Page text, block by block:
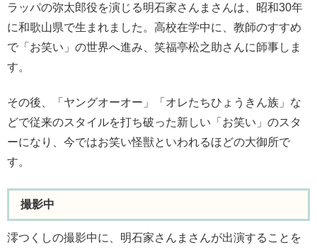
ラッパの弥太郎役を演じる明石家さんまさんは、昭和30年
に和歌山県で生まれました。高校在学中に、教師のすすめ
で「お笑い」の世界へ進み、笑福亭松之助さんに師事しま
す。
その後、「ヤングオーオー」「オレたちひょうきん族」な
どで従来のスタイルを打ち破った新しい「お笑い」のスタ
ーになり、今ではお笑い怪獣といわれるほどの大御所で
す。
撮影中
澪つくしの撮影中に、明石家さんまさんが出演することを